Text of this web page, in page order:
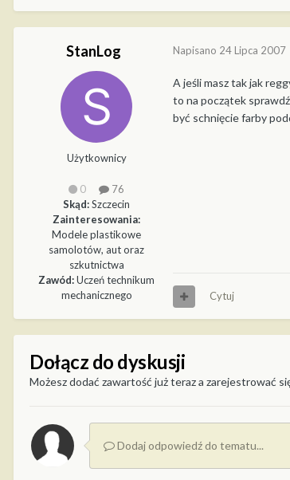
StanLog
Użytkownicy
0
76
Skąd:Szczecin
Zainteresowania:
Modele plastikowe
samolotów, aut oraz
szkutnictwa
Zawód:Uczeń technikum
mechanicznego
Napisano 24 Lipca 2007
A jeśli masz tak jak
to na początek
być schnięcie farby
Cytuj
Dołącz do dyskusji
Możesz dodać zawartość już teraz a zarejestrować
Dodaj odpowiedź do tematu...